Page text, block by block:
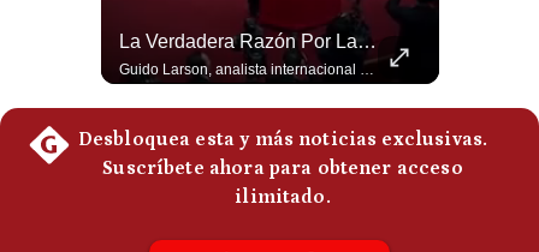
La Verdadera Razón Por La Que China Apoya A Irán | Gestión Mundo
Guido Larson, analista internacional explica que la guerra no puede entenderse únicamente como un enfrentamiento entre Estados Unidos e Irán, sino también dentro de la competencia global entre Washington y Pekín. El analista sostiene que China mantiene su relación petrolera con Irán y que le interesa que Estados Unidos consuma recursos y pierda influencia. 🚀 ¿Quieres entender el mundo sin ruido? Únete a nuestra comunidad y forma parte del cambio. #GestiónNewsroomLive #NoticiasGlobales #AnálisisGeopolítico #EconomíaMundial #IA #Geopolítica #LatinosEnUSA #NoticiasEnEspañol 👉 Suscríbete y activa la campana para no perderte nuestro análisis diario. 🌎 Síguenos en nuestras redes sociales: 📌 Web oficial: https://gestion.pe/mundo/ 📌 LinkedIn: http://bit.ly/3HYIET0 📌 X (Twitter): http://bit.ly/4noZtX9 📌 TikTok: http://bit.ly/4evB6TO